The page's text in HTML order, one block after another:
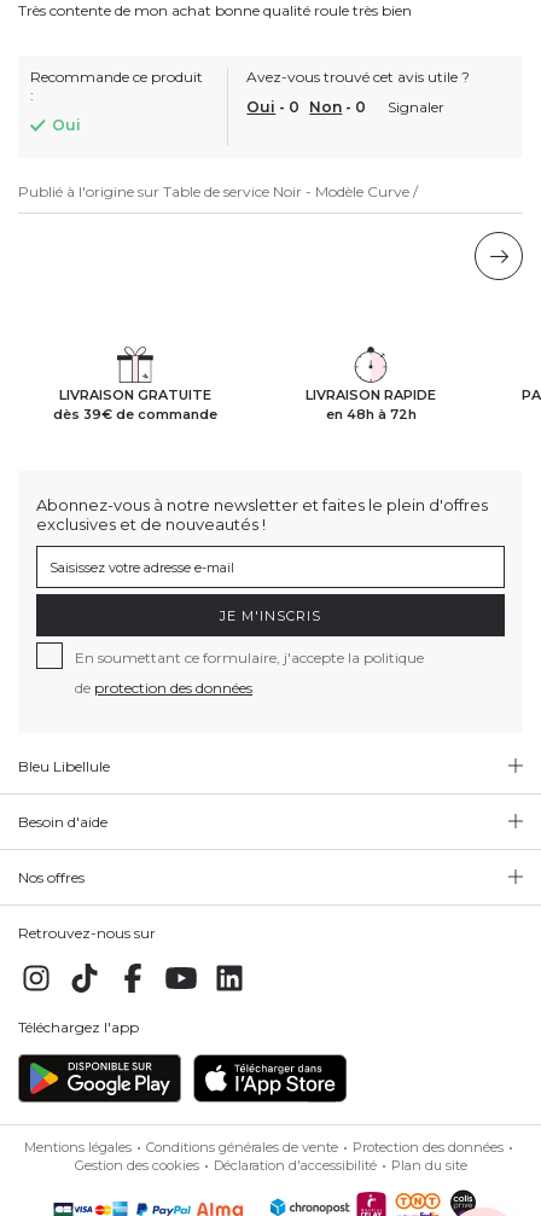
Très contente de mon achat bonne qualité roule très bien
Recommande ce produit
:
Oui
Avez-vous trouvé cet avis utile ?
Oui - 0 Non - 0 Signaler
Publié à l'origine sur Table de service Noir - Modèle Curve /
LIVRAISON GRATUITE
dès 39€ de commande
LIVRAISON RAPIDE
en 48h à 72h
Abonnez-vous à notre newsletter et faites le plein d'offres
exclusives et de nouveautés !
JE M'INSCRIS
En soumettant ce formulaire, j'accepte la politique
de protection des données
Bleu Libellule
Besoin d'aide
Nos offres
Retrouvez-nous sur
Téléchargez l'app
Mentions légales Conditions générales de vente
Protection des données
Gestion des cookies
Déclaration d'accessibilité Plan du site